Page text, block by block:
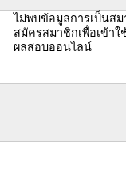
ไม่พบข้อมูลการเป็นส
สมัครสมาชิกเพื่อเข้าใ
ผลสอบออนไลน์